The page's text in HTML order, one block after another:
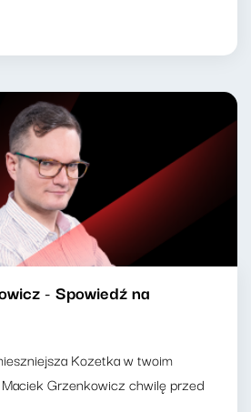
- Spowiedź na
Kozetka w twoim
Grzenkowicz chwilę przed